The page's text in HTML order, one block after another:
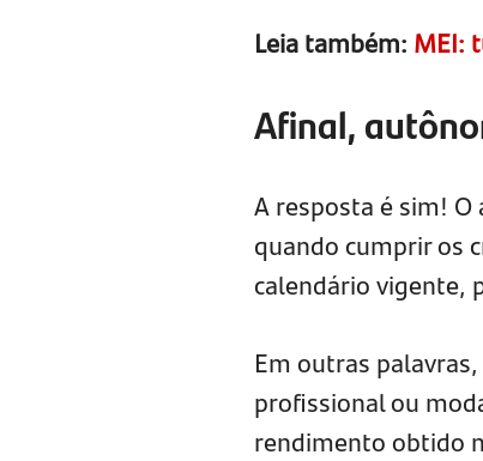
Leia também: MEI:
Afinal,
A resposta é sim!
quando cumprir os
calendário vigente,
Em outras
profissional ou
rendimento obtido